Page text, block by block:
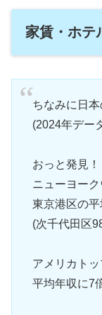
家賃・ホテ
ちなみに日
(2024年デー
おっと発見！
ニューヨー
東京港区の
(次千代田区
アメリカト
平均年収に